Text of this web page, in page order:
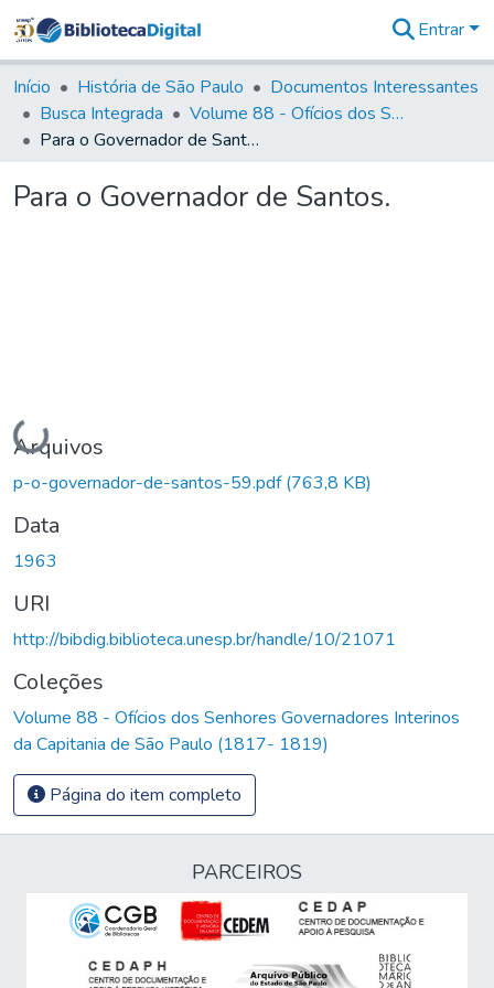
&
Coleções
Tudo na
Biblioteca
Estatísticas
Entrar
Início História de São Paulo
Documentos Interessantes
Busca Integrada
Volume 88 - Ofícios dos Senhores Governadores Interinos da Capitania de São Paulo (1817- 1819)
Para o Governador de Santos.
Para o Governador de Santos.
Carregando...
Arquivos
p-o-governador-de-santos-59.pdf(763,8 KB)
Data
1963
URI
http://bibdig.biblioteca.unesp.br/handle/10/21071
Coleções
Volume 88 - Ofícios dos Senhores Governadores Interinos
da Capitania de São Paulo (1817- 1819)
Página do item completo
PARCEIROS